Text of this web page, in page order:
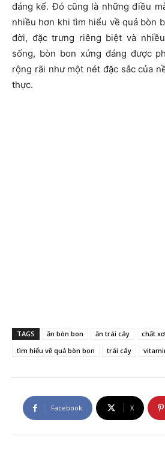
đáng kể. Đó cũng là những điều
nhiều hơn khi tìm hiểu về quả bòn
đời, đặc trưng riêng biệt và
sống, bòn bon xứng đáng được
rộng rãi như một nét đặc sắc của
thực.
TAGS ăn bòn bon ăn trái cây chất xơ
tìm hiểu về quả bòn bon
trái cây
Facebook X